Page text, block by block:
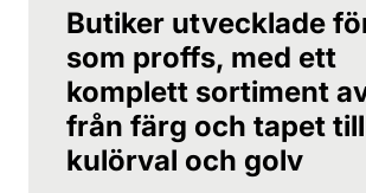
Butiker utvecklade
som proffs, med ett
komplett sortiment
från färg och tapet till
kulörval och golv